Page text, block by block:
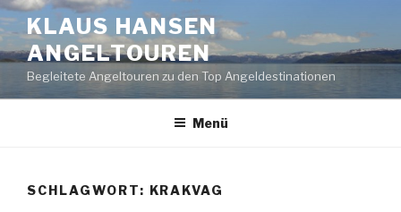
Zum
Inhalt
springen
KLAUS HANSEN
ANGELTOUREN
Begleitete Angeltouren zu den Top Angeldestinationen
Menü
SCHLAGWORT: KRAKVAG